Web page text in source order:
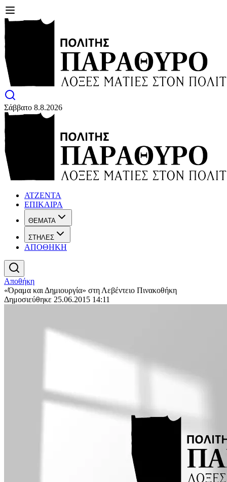
Σάββατο 8.8.2026
ΑΤΖΕΝΤΑ
ΕΠΙΚΑΙΡΑ
ΘΕΜΑΤΑ
ΣΤΗΛΕΣ
ΑΠΟΘΗΚΗ
Αποθήκη
«Όραμα και Δημιουργία» στη Λεβέντειο Πινακοθήκη
Δημοσιεύθηκε 25.06.2015 14:11